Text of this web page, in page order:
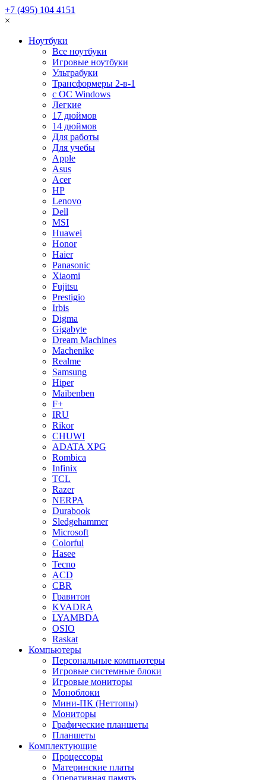
+7 (495) 104 4151
×
Ноутбуки
Все ноутбуки
Игровые ноутбуки
Ультрабуки
Трансформеры 2-в-1
с ОС Windows
Легкие
17 дюймов
14 дюймов
Для работы
Для учебы
Apple
Asus
Acer
HP
Lenovo
Dell
MSI
Huawei
Honor
Haier
Panasonic
Xiaomi
Fujitsu
Prestigio
Irbis
Digma
Gigabyte
Dream Machines
Machenike
Realme
Samsung
Hiper
Maibenben
F+
IRU
Rikor
CHUWI
ADATA XPG
Rombica
Infinix
TCL
Razer
NERPA
Durabook
Sledgehammer
Microsoft
Colorful
Hasee
Tecno
ACD
CBR
Гравитон
KVADRA
LYAMBDA
OSIO
Raskat
Компьютеры
Персональные компьютеры
Игровые системные блоки
Игровые мониторы
Моноблоки
Мини-ПК (Неттопы)
Мониторы
Графические планшеты
Планшеты
Комплектующие
Процессоры
Материнские платы
Оперативная память